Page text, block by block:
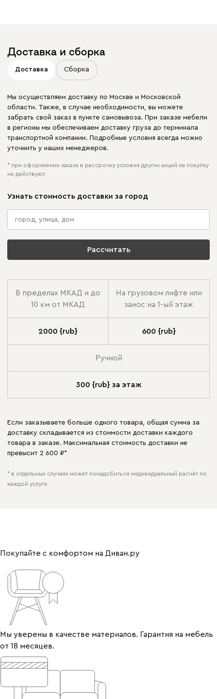
Доставка и сборка
Доставка Сборка
Мы осуществляем доставку по Москве и Московской
области. Также, в случае необходимости, вы можете
забрать свой заказ в пункте самовывоза. При заказе мебели
в регионы мы обеспечиваем доставку груза до терминала
транспортной компании. Подробные условия всегда можно
уточнить у наших менеджеров.
* при оформлении заказа в рассрочку условия других акций на покупку
не действуют.
Узнать стоимость доставки за город
Рассчитать
В пределах МКАД и до
10 км от МКАД
На грузовом лифте или
занос на 1-ый этаж
2000 {rub} 600 {rub}
Ручной
300 {rub} за этаж
Если заказываете больше одного товара, общая сумма за
доставку складывается из стоимости доставки каждого
товара в заказе. Максимальная стоимость доставки не
превысит 2 600 ₽*
* в отдельных случаях может понадобиться индивидуальный расчёт по
каждой услуге.
Покупайте с комфортом на Диван.ру
Мы уверены в качестве материалов. Гарантия на мебель
от 18 месяцев.